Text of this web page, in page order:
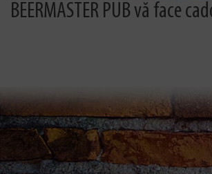
BEERMASTER PUB vă face